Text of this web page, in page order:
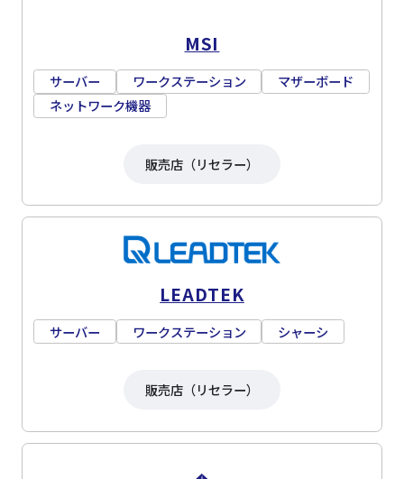
MSI
サーバー ワークステーション
マザーボード
ネットワーク機器
販売店（リセラー）
LEADTEK
サーバー ワークステーション シャーシ
販売店（リセラー）